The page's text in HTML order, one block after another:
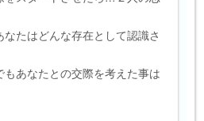
なたはどんな存在として認識さ
もあなたとの交際を考えた事は